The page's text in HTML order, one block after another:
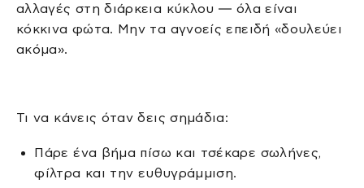
αλλαγές στη διάρκεια κύκλου — όλα είναι
κόκκινα φώτα. Μην τα αγνοείς επειδή «δουλεύει
ακόμα».
Τι να κάνεις όταν δεις σημάδια:
Πάρε ένα βήμα πίσω και τσέκαρε σωλήνες,
φίλτρα και την ευθυγράμμιση.